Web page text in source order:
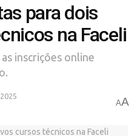
para dois
na Faceli
inscrições online
AA